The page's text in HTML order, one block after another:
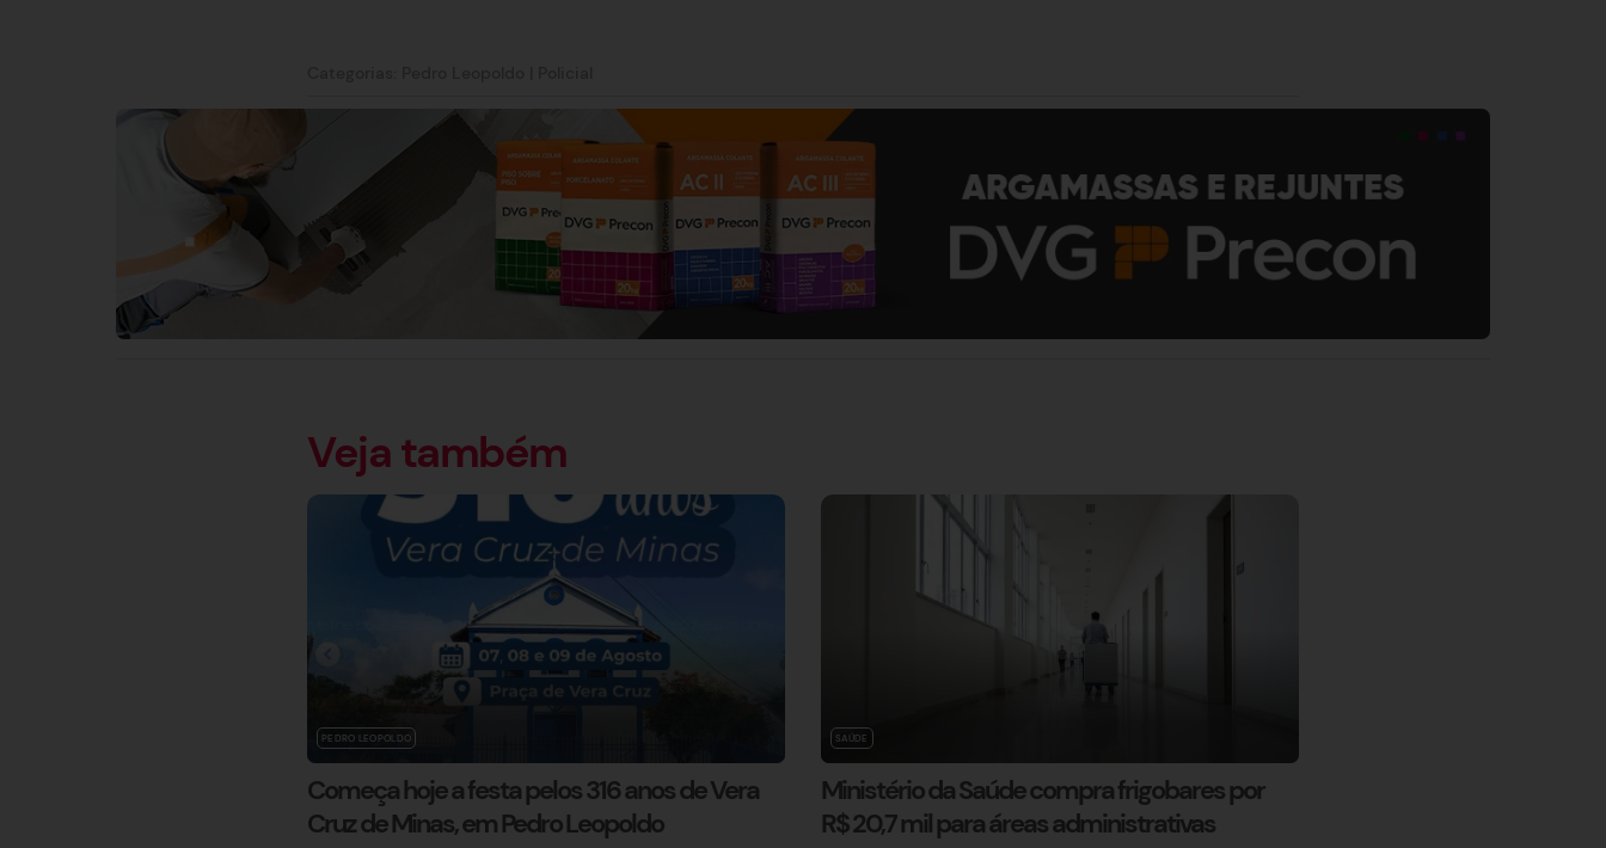
Veja também
PEDRO LEOPOLDO
Começa hoje a festa pelos 316 anos de Vera
Cruz de Minas, em Pedro Leopoldo
SAÚDE
Ministério da Saúde compra frigobares por
R$ 20,7 mil para áreas administrativas